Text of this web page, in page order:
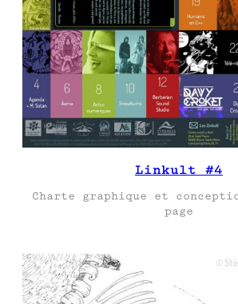
Linkult #4
Charte graphique et
page